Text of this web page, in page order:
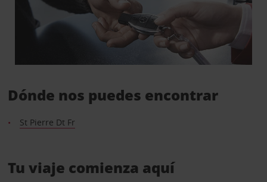
Dónde nos puedes encontrar
St Pierre Dt Fr
Tu viaje comienza aquí